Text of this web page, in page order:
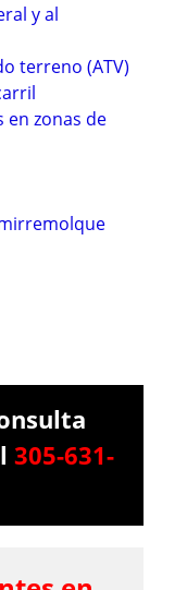
y al
terreno (ATV)
en zonas de
305-631-